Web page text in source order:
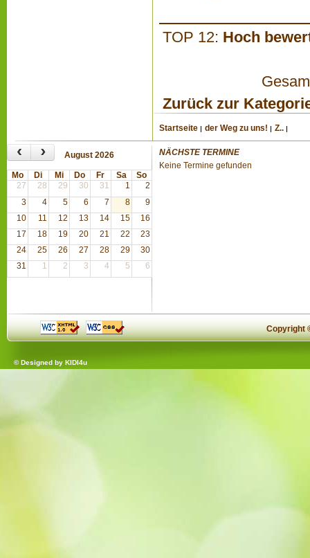
TOP 12: Hoch
Zurück zur
Startseite der Weg zu uns! Z..
‹ › August 2026
Mo Di Mi Do Fr Sa
So
27
28 29 30 31 1
2
3
4 5 6 7 8
9
10
11 12 13 14 15
16
17
18 19 20 21 22
23
24
25 26 27 28 29
30
31
1 2 3 4 5 6
NÄCHSTE TERMINE
Keine Termine gefunden
Copyright
© Designed by KIDI4u